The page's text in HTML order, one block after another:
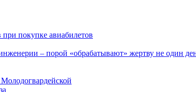
покупке авиабилетов
– порой «обрабатывают» жертву не один